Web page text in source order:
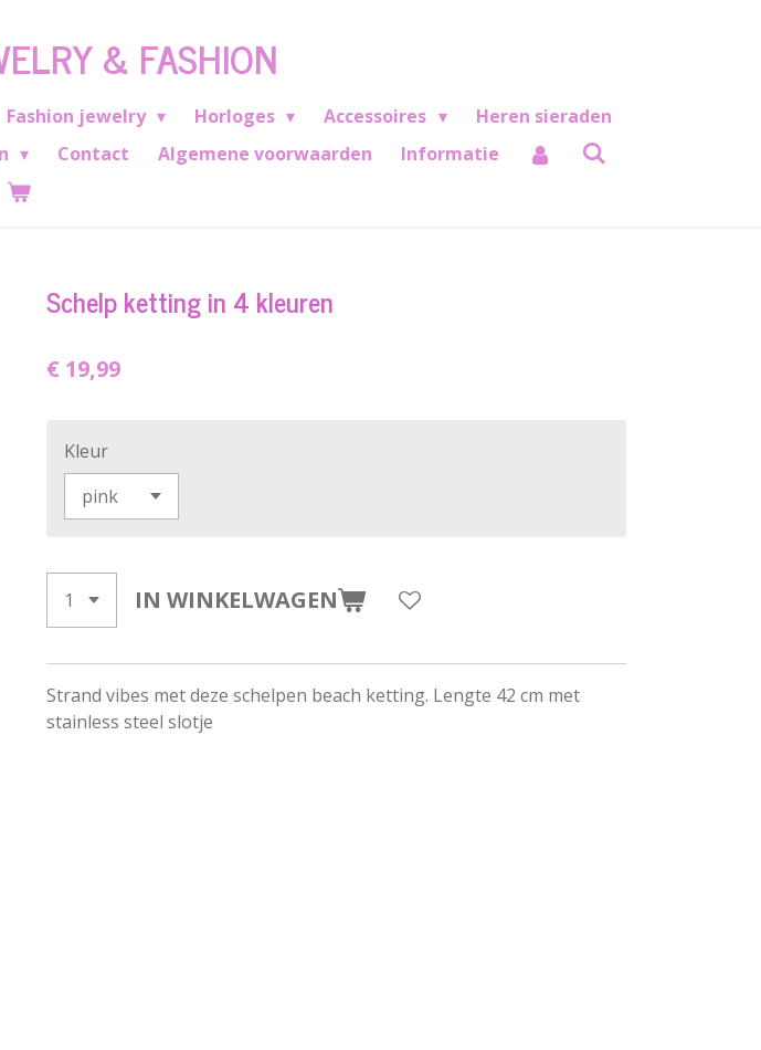
& FASHION
Fashion jewelry Horloges Accessoires
Heren sieraden
Contact Algemene voorwaarden Informatie
Schelp ketting in 4 kleuren
€ 19,99
Kleur
IN WINKELWAGEN
Strand vibes met deze schelpen beach ketting. Lengte 42 cm met
stainless steel slotje